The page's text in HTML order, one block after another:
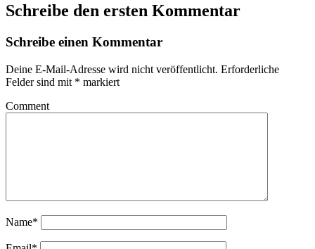
Schreibe den ersten Kommentar
Schreibe einen Kommentar
Deine E-Mail-Adresse wird nicht veröffentlicht. Erforderliche
Felder sind mit * markiert
Comment
Name*